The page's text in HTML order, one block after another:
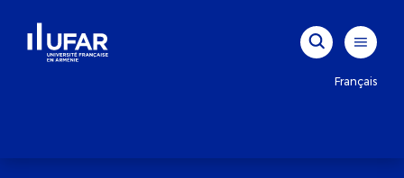
Français